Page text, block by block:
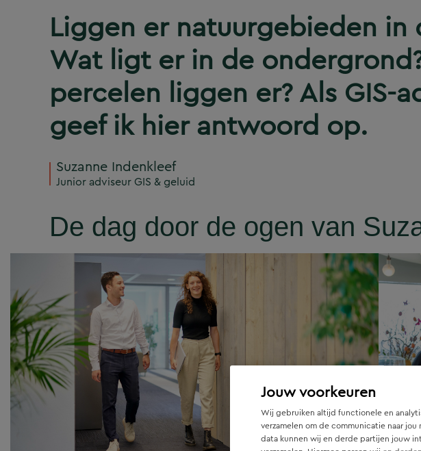
Jouw voorkeuren
Wij gebruiken altijd functionele en
verzamelen om de communicatie naar
data kunnen wij en derde partijen jouw
Liggen er natuurgebieden in
Wat ligt er in de
percelen liggen er? Als GIS-
geef ik hier antwoord op.
Suzanne Indenkleef
Junior adviseur GIS & geluid
De dag door de ogen van